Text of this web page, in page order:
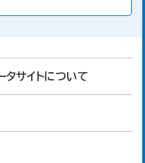
タサイトについて